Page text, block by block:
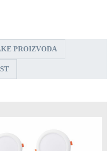
PROIZVODA